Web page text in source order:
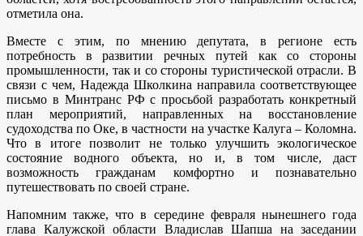
отметила она.
Вместе с этим, по мнению депутата, в регионе есть
потребность в развитии речных путей как со стороны
промышленности, так и со стороны туристической отрасли. В
связи с чем, Надежда Школкина направила соответствующее
письмо в Минтранс РФ с просьбой разработать конкретный
план мероприятий, направленных на восстановление
судоходства по Оке, в частности на участке Калуга – Коломна.
Что в итоге позволит не только улучшить экологическое
состояние водного объекта, но и, в том числе, даст
возможность гражданам комфортно и познавательно
путешествовать по своей стране.
Напомним также, что в середине февраля нынешнего года
глава Калужской области Владислав Шапша на заседании